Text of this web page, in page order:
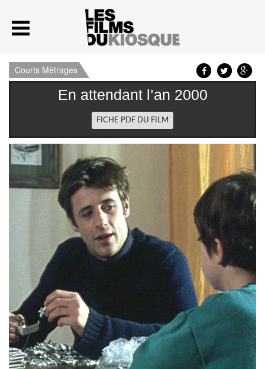
Courts Métrages
En attendant l’an 2000
FICHE PDF DU FILM